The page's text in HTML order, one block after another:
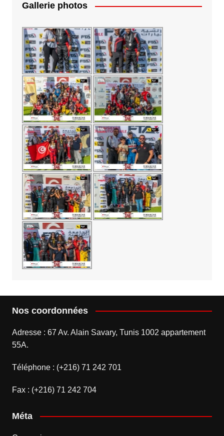
Gallerie photos
Nos coordonnées
Adresse : 67 Av. Alain Savary, Tunis 1002 appartement
55A.
Téléphone : (+216) 71 242 701
Fax : (+216) 71 242 704
Méta